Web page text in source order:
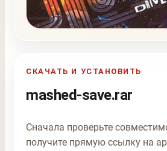
СКАЧАТЬ И УСТАНОВИТЬ
mashed-save.rar
Сначала проверьте
получите прямую ссылку на